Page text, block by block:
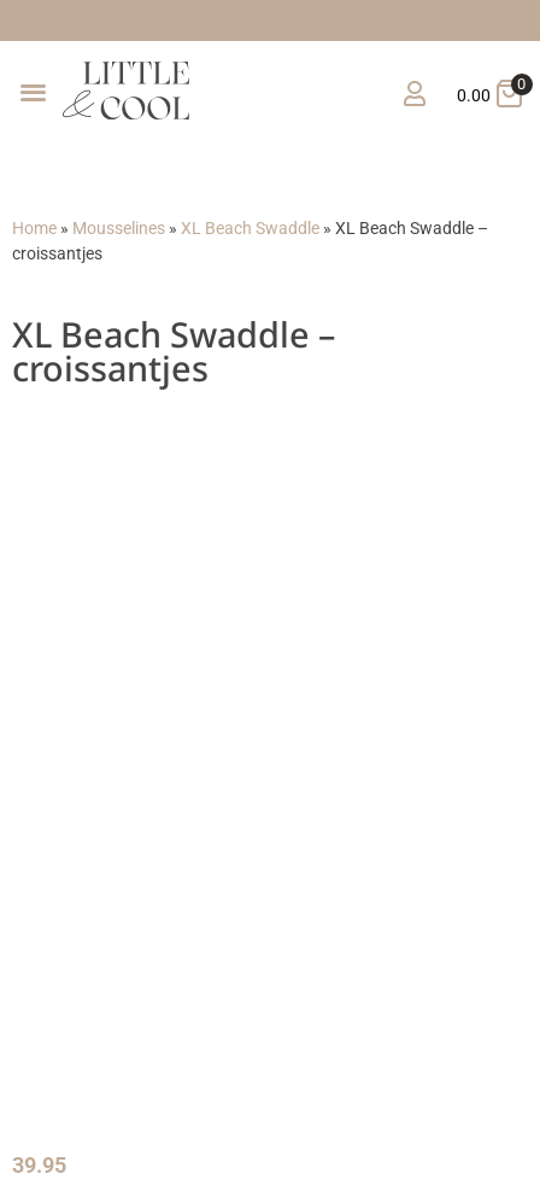
0.00
0
Home » Mousselines » XL Beach Swaddle » XL Beach Swaddle –
croissantjes
XL Beach Swaddle –
croissantjes
39.95